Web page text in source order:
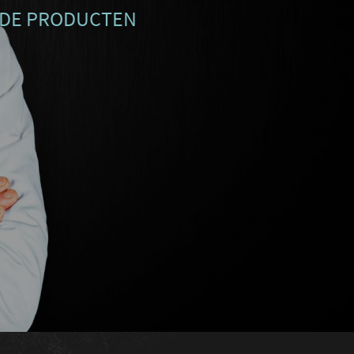
PRODUCTEN